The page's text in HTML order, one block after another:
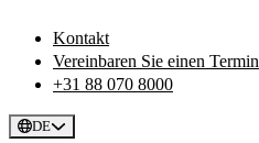
Kontakt
Vereinbaren Sie einen Termin
+31 88 070 8000
DE